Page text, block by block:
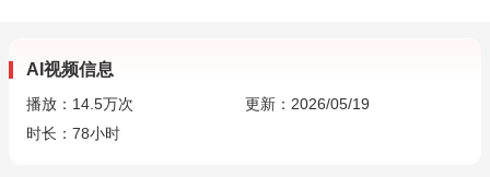
AI视频信息
播放： 14.5万次
更新：2026/05/19
时长：78小时